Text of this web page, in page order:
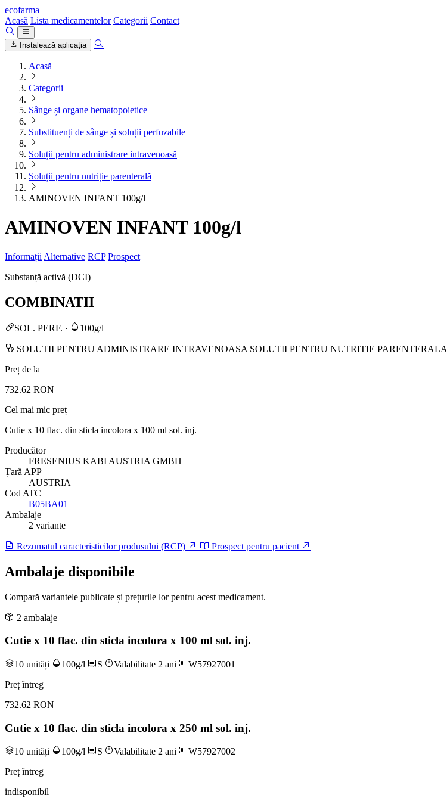
ecofarma
Acasă Lista medicamentelor Categorii Contact
Instalează aplicația
Acasă
Categorii
Sânge și organe hematopoietice
Substituenți de sânge și soluții perfuzabile
Soluții pentru administrare intravenoasă
Soluții pentru nutriție parenterală
AMINOVEN INFANT 100g/l
AMINOVEN INFANT 100g/l
Informații Alternative RCP Prospect
Substanță activă (DCI)
COMBINATII
SOL. PERF. · 100g/l
SOLUTII PENTRU ADMINISTRARE INTRAVENOASA SOLUTII PENTRU NUTRITIE PARENTERALA
Preț de la
732.62 RON
Cel mai mic preț
Cutie x 10 flac. din sticla incolora x 100 ml sol. inj.
Producător
FRESENIUS KABI AUSTRIA GMBH
Țară APP
AUSTRIA
Cod ATC
B05BA01
Ambalaje
2 variante
Rezumatul caracteristicilor produsului (RCP) Prospect pentru pacient
Ambalaje disponibile
Compară variantele publicate și prețurile lor pentru acest medicament.
2 ambalaje
Cutie x 10 flac. din sticla incolora x 100 ml sol. inj.
10 unități 100g/l S Valabilitate 2 ani
W57927001
Preț întreg
732.62 RON
Cutie x 10 flac. din sticla incolora x 250 ml sol. inj.
10 unități 100g/l S Valabilitate 2 ani
W57927002
Preț întreg
indisponibil